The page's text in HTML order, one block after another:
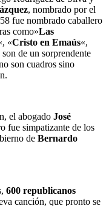
, nombrado por el
fue nombrado caballero
como»Las
«Cristo en Emaús«,
de un sorprendente
son cuadros sino
el abogado José
fue simpatizante de los
de Bernardo
600 republicanos
canción, que pronto se